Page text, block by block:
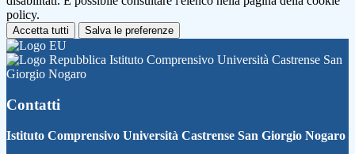
policy.
Accetta tutti Salva le preferenze
Istituto Comprensivo Università Castrense San
Giorgio Nogaro
Contatti
Istituto Comprensivo Università Castrense San Giorgio Nogaro